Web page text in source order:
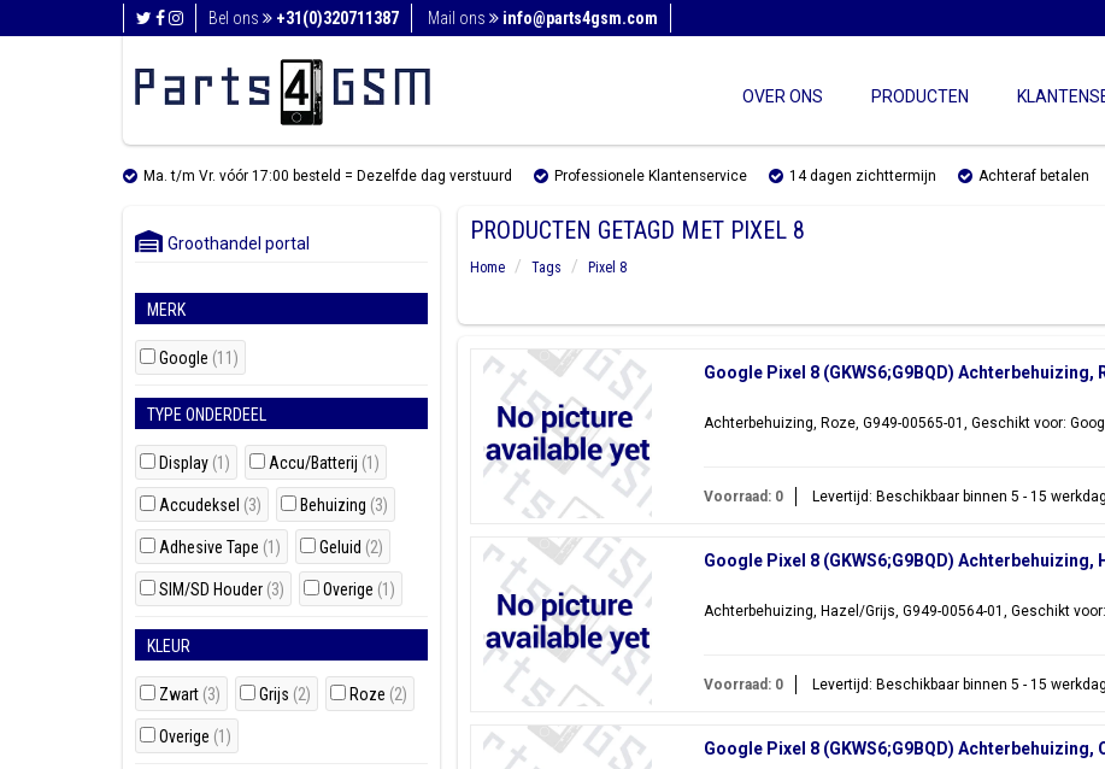
Bel ons +31(0)320711387 Mail ons info@parts4gsm.com
OVER ONS PRODUCTEN
Ma. t/m Vr. vóór 17:00 besteld = Dezelfde dag verstuurd Professionele Klantenservice 14 dagen zichttermijn Achteraf betalen
Groothandel portal
MERK
Google (11)
TYPE ONDERDEEL
Display (1) Accu/Batterij (1)
Accudeksel (3) Behuizing (3)
Adhesive Tape (1) Geluid (2)
SIM/SD Houder (3) Overige (1)
KLEUR
Zwart (3) Grijs (2) Roze (2)
Overige (1)
PRODUCTEN GETAGD MET PIXEL 8
Home Tags
Pixel 8
Google Pixel 8 (GKWS6;G9BQD) Achterbehuizing,
Achterbehuizing, Roze, G949-00565-01, Geschikt voor:
Voorraad: 0 Levertijd: Beschikbaar binnen 5 - 15
Google Pixel 8 (GKWS6;G9BQD) Achterbehuizing,
Achterbehuizing, Hazel/Grijs, G949-00564-01, Geschikt voor:
Voorraad: 0 Levertijd: Beschikbaar binnen 5 - 15
Google Pixel 8 (GKWS6;G9BQD)